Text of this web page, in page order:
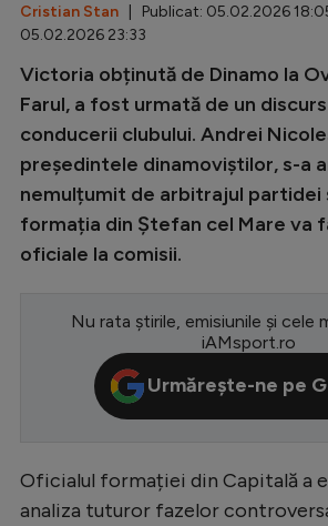
Clasamente
Champions League
Europa League
Conference League
CM 2026
Serie A
Bundesliga
Campionate
Cristian Stan | Publicat: 05.02.2026
05.02.2026 23:33
Victoria obținută de Dinamo la
Farul, a fost urmată de un
conducerii clubului. Andrei
președintele dinamoviștilor, s-a
nemulțumit de arbitrajul partidei
formația din Ștefan cel Mare va
oficiale la comisii.
Nu rata știrile, emisiunile și cele
iAMsport.ro
Urmărește-ne pe
Oficialul formației din Capitală a
analiza tuturor fazelor